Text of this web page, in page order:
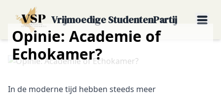
Vrijmoedige StudentenPartij
Opinie: Academie of
Echokamer?
In de moderne tijd hebben steeds meer